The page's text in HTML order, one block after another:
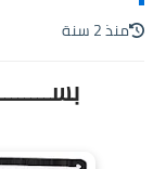
منذ 2 سنة